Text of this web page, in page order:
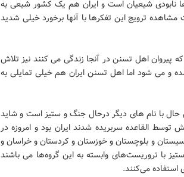
نابودی شیعیان است و ایران هم یک کشور شیعی به
ترویج این تفکرها با آنها برخورد خیلی شدید
پیروان اهل تسنن در آنجا زندگی می کنند نیز تلاش
و می شود اما اهل تسنن ایران هم خیلی تمایلی به
با نام های دیگر درحال جنگ و ستیز است و شاید
القاعده سربریده شدند ایران بود و امروزه در
و بلوچستان و خوزستان و کردستان و خراسان و
با تروریست‌های وابسته به این گروه‌ها می باشند
استفاده می‌کنند.